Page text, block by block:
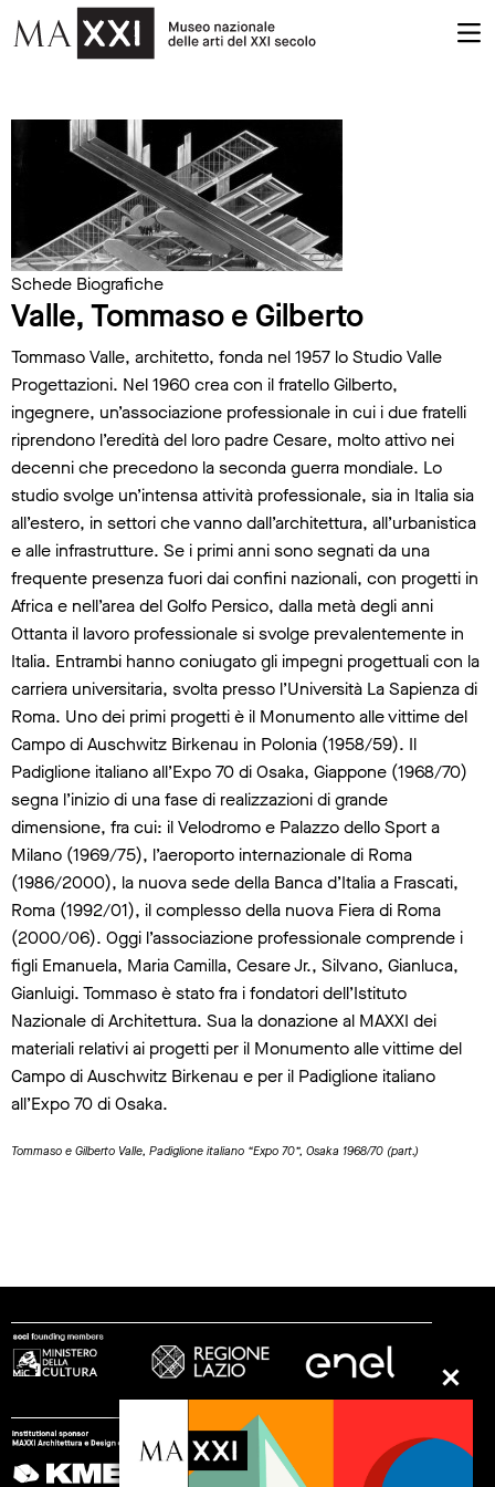
Schede Biografiche
Valle, Tommaso e Gilberto
Tommaso Valle, architetto, fonda nel 1957 lo Studio Valle
Progettazioni. Nel 1960 crea con il fratello Gilberto,
ingegnere, un’associazione professionale in cui i due fratelli
riprendono l’eredità del loro padre Cesare, molto attivo nei
decenni che precedono la seconda guerra mondiale. Lo
studio svolge un’intensa attività professionale, sia in Italia sia
all’estero, in settori che vanno dall’architettura, all’urbanistica
e alle infrastrutture. Se i primi anni sono segnati da una
frequente presenza fuori dai confini nazionali, con progetti in
Africa e nell’area del Golfo Persico, dalla metà degli anni
Ottanta il lavoro professionale si svolge prevalentemente in
Italia. Entrambi hanno coniugato gli impegni progettuali con la
carriera universitaria, svolta presso l’Università La Sapienza di
Roma. Uno dei primi progetti è il Monumento alle vittime del
Campo di Auschwitz Birkenau in Polonia (1958/59). Il
Padiglione italiano all’Expo 70 di Osaka, Giappone (1968/70)
segna l’inizio di una fase di realizzazioni di grande
dimensione, fra cui: il Velodromo e Palazzo dello Sport a
Milano (1969/75), l’aeroporto internazionale di Roma
(1986/2000), la nuova sede della Banca d’Italia a Frascati,
Roma (1992/01), il complesso della nuova Fiera di Roma
(2000/06). Oggi l’associazione professionale comprende i
figli Emanuela, Maria Camilla, Cesare Jr., Silvano, Gianluca,
Gianluigi. Tommaso è stato fra i fondatori dell’Istituto
Nazionale di Architettura. Sua la donazione al MAXXI dei
materiali relativi ai progetti per il Monumento alle vittime del
Campo di Auschwitz Birkenau e per il Padiglione italiano
all’Expo 70 di Osaka.
Tommaso e Gilberto Valle, Padiglione italiano “Expo 70”, Osaka 1968/70 (part.)